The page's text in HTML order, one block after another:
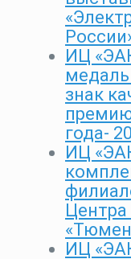
ИЦ
знак
премию
года-
ИЦ
ИЦ